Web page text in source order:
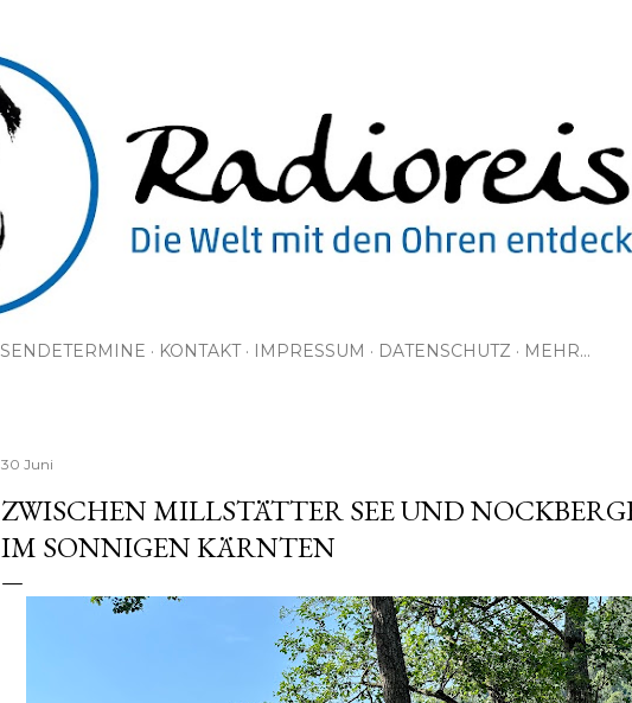
SENDETERMINE KONTAKT IMPRESSUM DATENSCHUTZ MEHR…
30 Juni
ZWISCHEN MILLSTÄTTER SEE UND
IM SONNIGEN KÄRNTEN